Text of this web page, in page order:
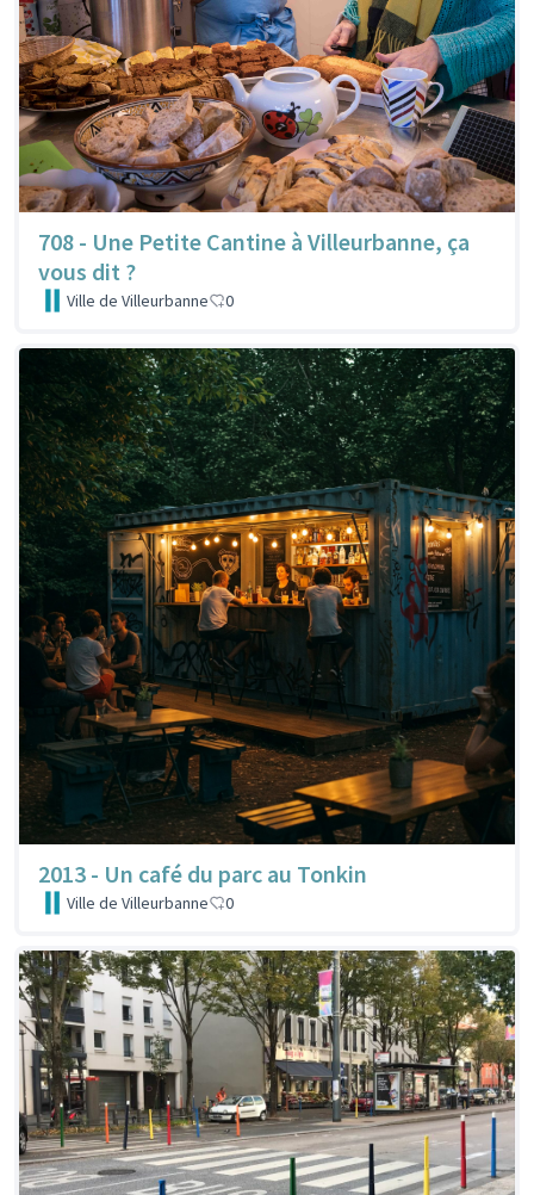
708 - Une Petite Cantine à Villeurbanne, ça
vous dit ?
Ville de Villeurbanne 0
2013 - Un café du parc au Tonkin
Ville de Villeurbanne 0